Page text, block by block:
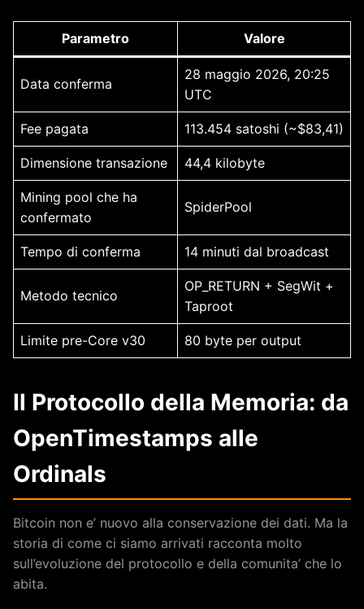
Parametro Valore
Data conferma
28 maggio 2026, 20:25
UTC
Fee pagata 113.454 satoshi (~$83,41)
Dimensione transazione 44,4 kilobyte
Mining pool che ha
confermato
SpiderPool
Tempo di conferma 14 minuti dal broadcast
Metodo tecnico
OP_RETURN + SegWit +
Taproot
Limite pre-Core v30 80 byte per output
Il Protocollo della Memoria: da
OpenTimestamps alle
Ordinals
Bitcoin non e’ nuovo alla conservazione dei dati. Ma la
storia di come ci siamo arrivati racconta molto
sull’evoluzione del protocollo e della comunita’ che lo
abita.